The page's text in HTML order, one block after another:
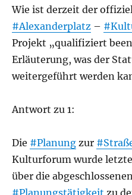
Wie ist derzeit der
#Alexanderplatz–
Projekt „qualifiziert
Erläuterung, was der
weitergeführt werden
Antwort zu 1:
Die #Planungzur
Kulturforum wurde
über die
#Planungstätigkeit zu